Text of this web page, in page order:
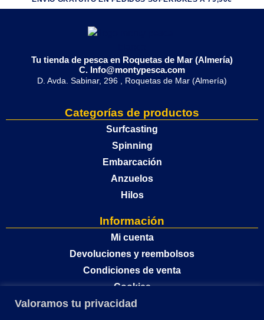
Valoramos tu privacidad
Tu tienda de pesca en Roquetas de Mar (Almería)
C. Info@montypesca.com
D. Avda. Sabinar, 296 , Roquetas de Mar (Almería)
Categorías de productos
Surfcasting
Spinning
Embarcación
Anzuelos
Hilos
Información
Mi cuenta
Devoluciones y reembolsos
Condiciones de venta
Cookies
Política de privacidad